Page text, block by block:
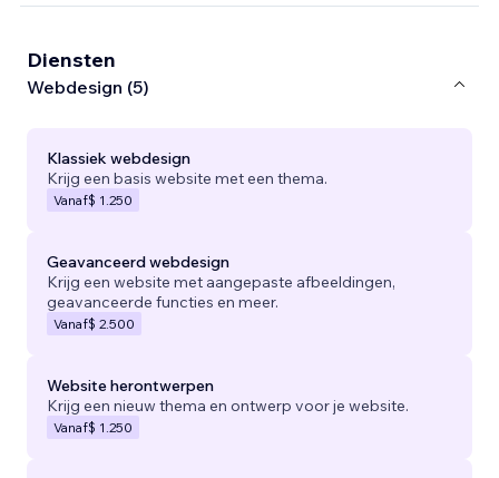
Diensten
Webdesign (5)
Klassiek webdesign
Krijg een basis website met een thema.
Vanaf$ 1.250
Geavanceerd webdesign
Krijg een website met aangepaste afbeeldingen,
geavanceerde functies en meer.
Vanaf$ 2.500
Website herontwerpen
Krijg een nieuw thema en ontwerp voor je website.
Vanaf$ 1.250